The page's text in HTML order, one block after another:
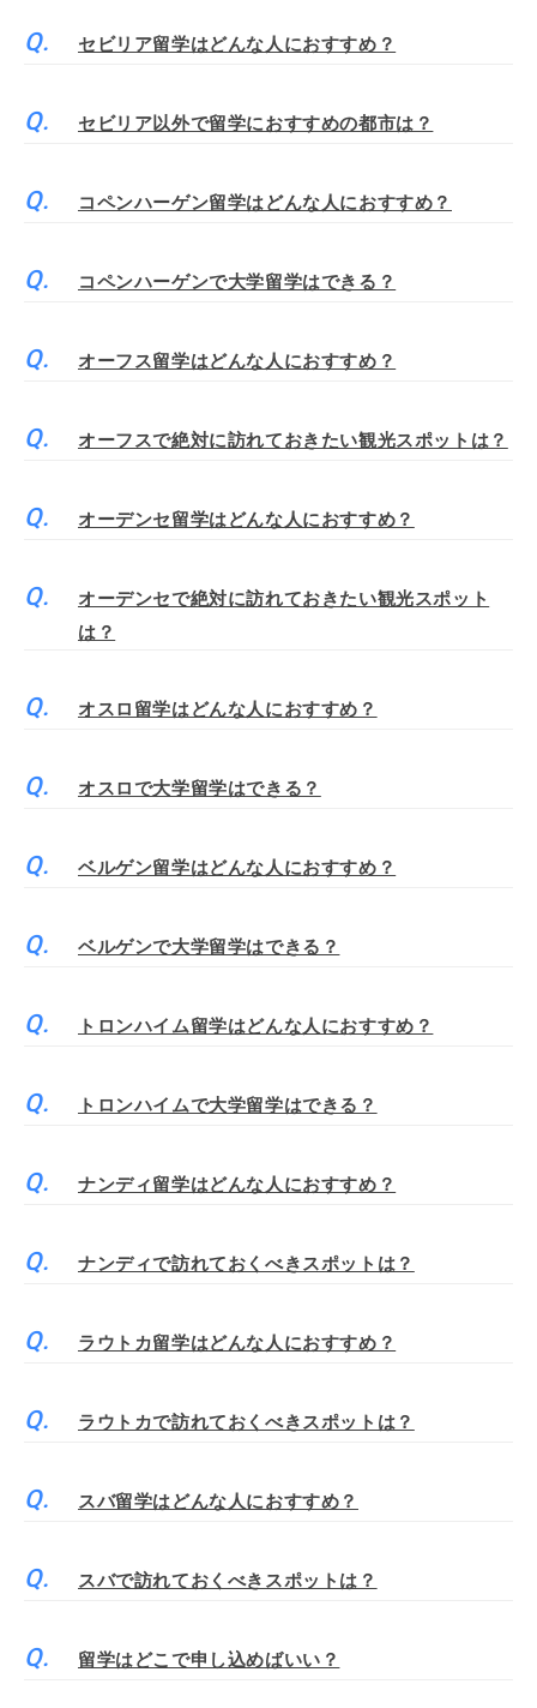
セビリア留学はどんな人におすすめ？
セビリア以外で留学におすすめの都市は？
コペンハーゲン留学はどんな人におすすめ？
コペンハーゲンで大学留学はできる？
オーフス留学はどんな人におすすめ？
オーフスで絶対に訪れておきたい観光スポットは？
オーデンセ留学はどんな人におすすめ？
オーデンセで絶対に訪れておきたい観光スポット
は？
オスロ留学はどんな人におすすめ？
オスロで大学留学はできる？
ベルゲン留学はどんな人におすすめ？
ベルゲンで大学留学はできる？
トロンハイム留学はどんな人におすすめ？
トロンハイムで大学留学はできる？
ナンディ留学はどんな人におすすめ？
ナンディで訪れておくべきスポットは？
ラウトカ留学はどんな人におすすめ？
ラウトカで訪れておくべきスポットは？
スバ留学はどんな人におすすめ？
スバで訪れておくべきスポットは？
留学はどこで申し込めばいい？